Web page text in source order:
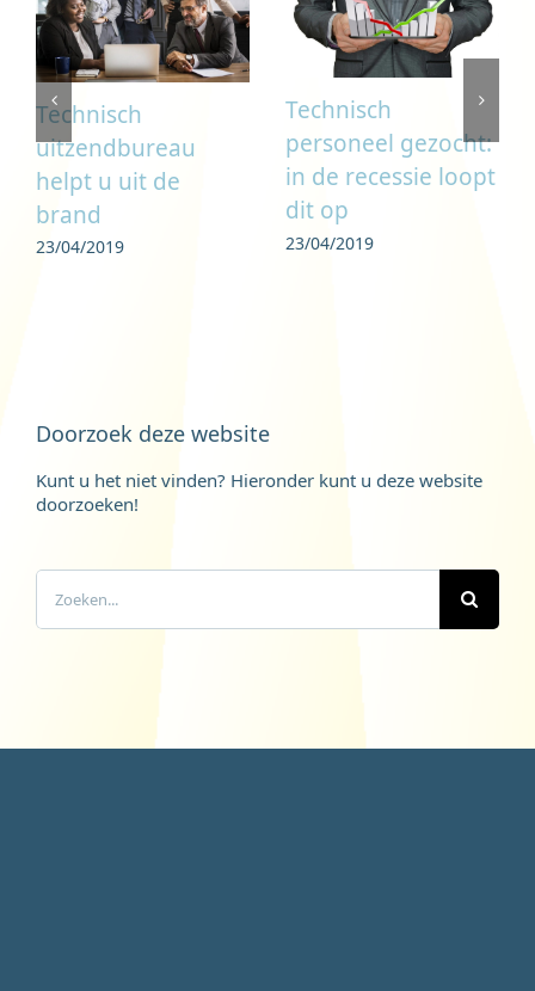
Technisch
uitzendbureau
helpt u uit de
brand
23/04/2019
Technisch
personeel gezocht:
in de recessie loopt
dit op
23/04/2019
Doorzoek deze website
Kunt u het niet vinden? Hieronder kunt u deze website
doorzoeken!
Zoeken
naar: